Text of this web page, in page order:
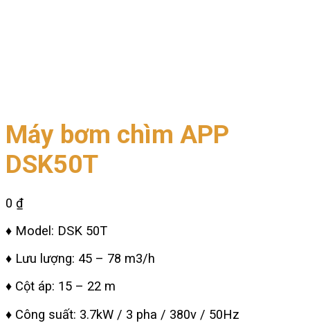
Máy bơm chìm APP
DSK50T
0 ₫
♦ Model: DSK 50T
♦ Lưu lượng: 45 – 78 m3/h
♦ Cột áp: 15 – 22 m
♦ Công suất: 3.7kW / 3 pha / 380v / 50Hz